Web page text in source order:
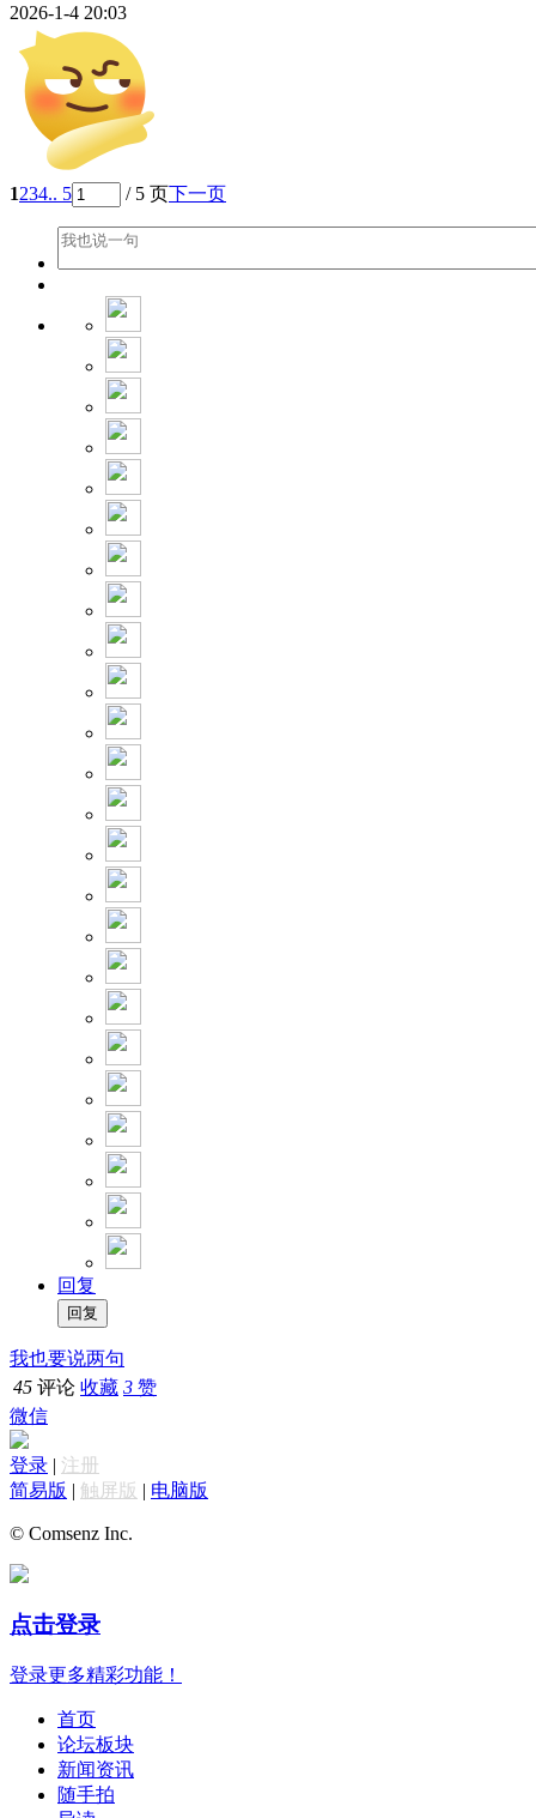
2026-1-4 20:03
1234.. 5 / 5 页下一页
回复
我也要说两句
45 评论 收藏 3 赞
微信
登录 | 注册
简易版 | 触屏版 | 电脑版
© Comsenz Inc.
点击登录
登录更多精彩功能！
首页
论坛板块
新闻资讯
随手拍